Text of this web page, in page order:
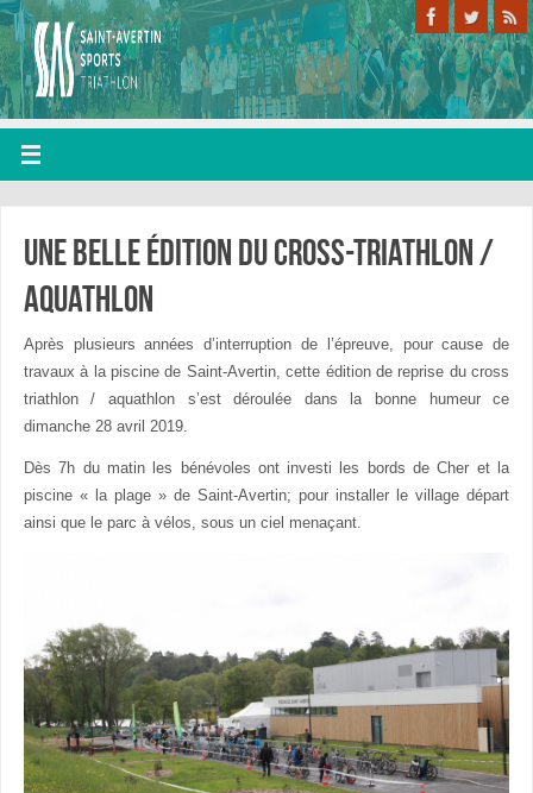
Une belle édition du cross-triathlon /
aquathlon
Après plusieurs années d’interruption de l’épreuve, pour cause de
travaux à la piscine de Saint-Avertin, cette édition de reprise du cross
triathlon / aquathlon s’est déroulée dans la bonne humeur ce
dimanche 28 avril 2019.
Dès 7h du matin les bénévoles ont investi les bords de Cher et la
piscine « la plage » de Saint-Avertin; pour installer le village départ
ainsi que le parc à vélos, sous un ciel menaçant.